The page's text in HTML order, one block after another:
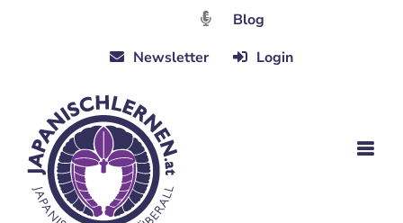
Blog
Newsletter
Login